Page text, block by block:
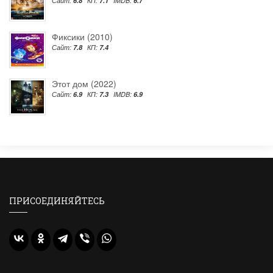
Фиксики (2010)
Сайт: 7.8 КП: 7.4
Этот дом (2022)
Сайт: 6.9 КП: 7.3 IMDB: 6.9
ПРИСОЕДИНЯЙТЕСЬ